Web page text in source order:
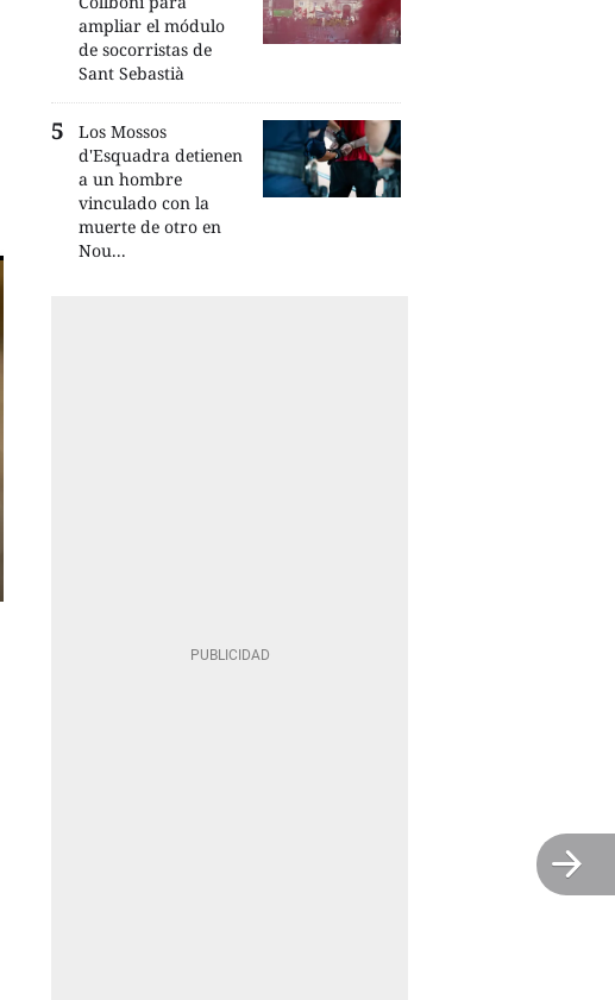
ampliar el módulo
de socorristas de
Sant Sebastià
Los Mossos
d'Esquadra detienen
a un hombre
vinculado con la
muerte de otro en
Nou...